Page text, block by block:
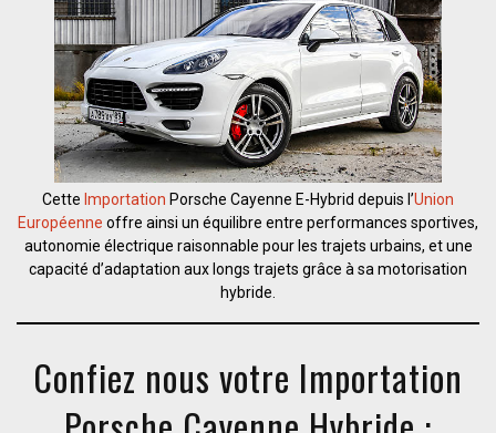
Cette Importation Porsche Cayenne E-Hybrid depuis l’Union
Européenne offre ainsi un équilibre entre performances sportives,
autonomie électrique raisonnable pour les trajets urbains, et une
capacité d’adaptation aux longs trajets grâce à sa motorisation
hybride.
Confiez nous votre Importation